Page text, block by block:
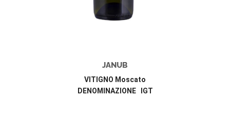
JANUB
VITIGNO Moscato
DENOMINAZIONE IGT